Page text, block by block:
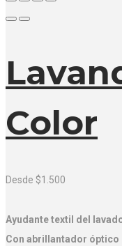
Color
Desde $1.500
Ayudante textil del
Con abrillantador